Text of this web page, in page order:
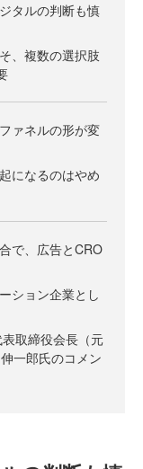
タルの判断も慎
、複数の選択肢
ァネルの形が変
になるのはやめ
で、広告とCRO
ション企業とし
取締役会長（元
一郎氏のコメン